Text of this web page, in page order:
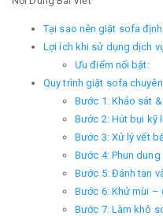
Tại sao nên giặt sofa
Lợi ích khi sử dụng dịch
Ưu điểm nổi bật:
Quy trình giặt sofa
Bước 1: Khảo sát
Bước 2: Hút bụi kỹ
Bước 3: Xử lý vết
Bước 4: Phun
Bước 5: Đánh tan
Bước 6: Khử mùi –
Bước 7: Làm khô